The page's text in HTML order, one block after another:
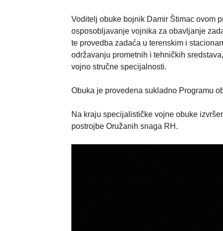
Voditelj obuke bojnik Damir Štimac ovom
osposobljavanje vojnika za obavljanje
te provedba zadaća u terenskim i
održavanju prometnih i tehničkih
vojno stručne specijalnosti.
Obuka je provedena sukladno Programu
Na kraju specijalističke vojne obuke
postrojbe Oružanih snaga RH.